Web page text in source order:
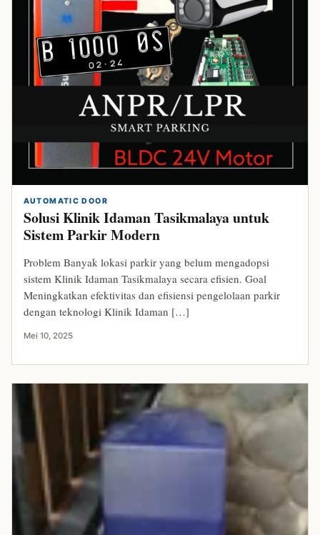
AUTOMATIC DOOR
Solusi Klinik Idaman Tasikmalaya untuk
Sistem Parkir Modern
Problem Banyak lokasi parkir yang belum mengadopsi
sistem Klinik Idaman Tasikmalaya secara efisien. Goal
Meningkatkan efektivitas dan efisiensi pengelolaan parkir
dengan teknologi Klinik Idaman […]
Mei 10, 2025